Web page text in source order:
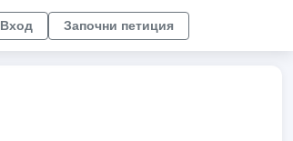
Вход Започни петиция